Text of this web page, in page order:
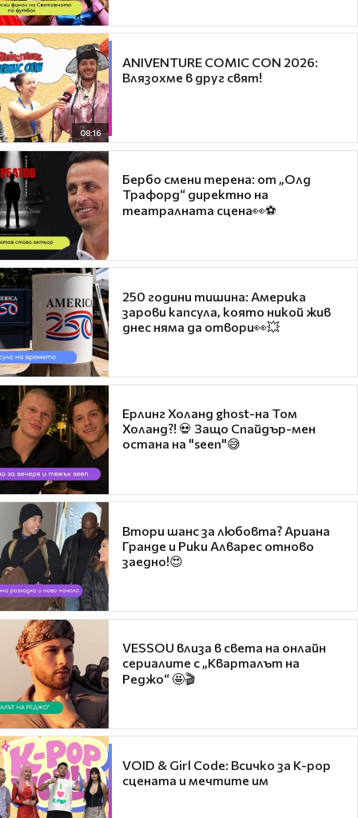
08:16
ANIVENTURE COMIC CON 2026:
Влязохме в друг свят!
Бербо смени терена: от „Олд
Трафорд“ директно на
театралната сцена👀⚽
250 години тишина: Америка
зарови капсула, която никой жив
днес няма да отвори👀💥
Ерлинг Холанд ghost-на Том
Холанд?! 💀 Защо Спайдър-мен
остана на "seen"😅
Втори шанс за любовта? Ариана
Гранде и Рики Алварес отново
заедно!😍
VESSOU влиза в света на онлайн
сериалите с „Кварталът на
Реджо“ 🤩🎬
VOID & Girl Code: Всичко за K-pop
сцената и мечтите им